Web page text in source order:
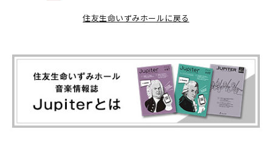
住友生命いずみホールに戻る